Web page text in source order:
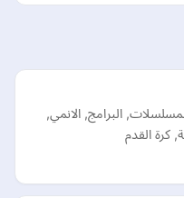
البرامج, الانمي,
كرة القدم